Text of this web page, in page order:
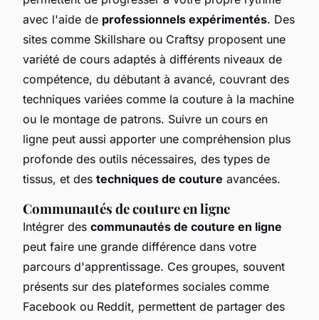
avec l'aide de professionnels expérimentés. Des
sites comme Skillshare ou Craftsy proposent une
variété de cours adaptés à différents niveaux de
compétence, du débutant à avancé, couvrant des
techniques variées comme la couture à la machine
ou le montage de patrons. Suivre un cours en
ligne peut aussi apporter une compréhension plus
profonde des outils nécessaires, des types de
tissus, et des techniques de couture avancées.
Communautés de couture en ligne
Intégrer des communautés de couture en ligne
peut faire une grande différence dans votre
parcours d'apprentissage. Ces groupes, souvent
présents sur des plateformes sociales comme
Facebook ou Reddit, permettent de partager des